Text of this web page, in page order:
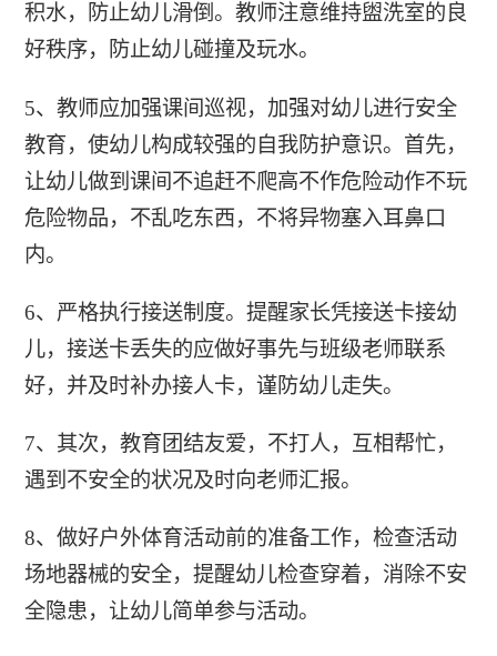
积水，防止幼儿滑倒。教师注意维持盥洗室的良
好秩序，防止幼儿碰撞及玩水。
5、教师应加强课间巡视，加强对幼儿进行安全
教育，使幼儿构成较强的自我防护意识。首先，
让幼儿做到课间不追赶不爬高不作危险动作不玩
危险物品，不乱吃东西，不将异物塞入耳鼻口
内。
6、严格执行接送制度。提醒家长凭接送卡接幼
儿，接送卡丢失的应做好事先与班级老师联系
好，并及时补办接人卡，谨防幼儿走失。
7、其次，教育团结友爱，不打人，互相帮忙，
遇到不安全的状况及时向老师汇报。
8、做好户外体育活动前的准备工作，检查活动
场地器械的安全，提醒幼儿检查穿着，消除不安
全隐患，让幼儿简单参与活动。